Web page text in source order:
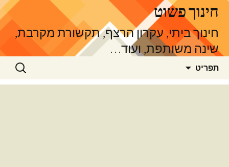
לדלג
לתוכןחינוך פשוט
חינוך ביתי, עקרון הרצף, תקשורת מקרבת,
שינה משותפת, ועוד…
תפריט חיפוש: